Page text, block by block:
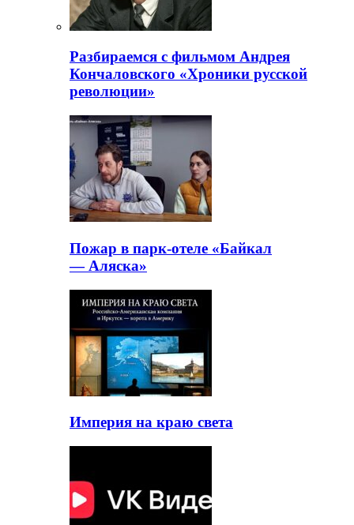
Разбираемся с фильмом Андрея
Кончаловского «Хроники русской
революции»
Пожар в парк-отеле «Байкал
— Аляска»
Империя на краю света